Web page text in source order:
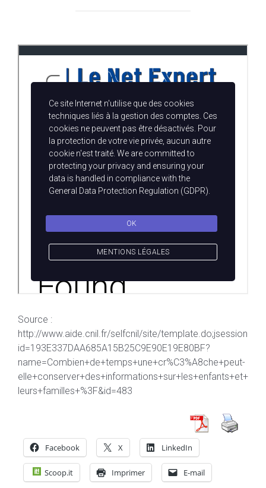
Source :
http://www.aide.cnil.fr/selfcnil/site/template.do;jsession
id=193E337DAA685A15B25C9E90E19E80BF?
name=Combien+de+temps+une+cr%C3%A8che+peut-
elle+conserver+des+informations+sur+les+enfants+et+
leurs+familles+%3F&id=483
Facebook X LinkedIn
Scoop.it Imprimer E-mail